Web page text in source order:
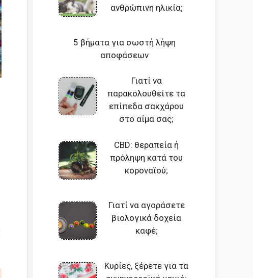
ανθρώπινη ηλικία;
5 βήματα για σωστή λήψη
αποφάσεων
Γιατί να
παρακολουθείτε τα
επίπεδα σακχάρου
στο αίμα σας;
CBD: θεραπεία ή
πρόληψη κατά του
κοροναϊού;
Γιατί να αγοράσετε
βιολογικά δοχεία
καφέ;
Κυρίες, ξέρετε για τα